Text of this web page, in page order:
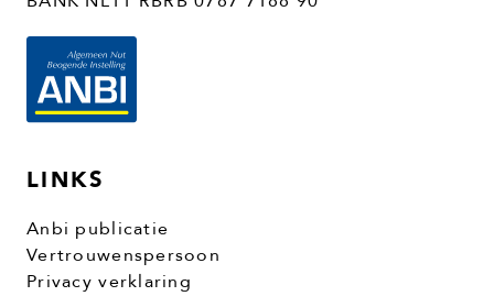
LINKS
Anbi publicatie
Vertrouwenspersoon
Privacy verklaring